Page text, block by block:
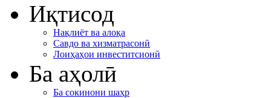
Иқтисод
Нақлиёт ва алоқа
Савдо ва хизматрасонӣ
Лоиҳаҳои инвеститсионӣ
Ба аҳолӣ
Ба сокинони шаҳр